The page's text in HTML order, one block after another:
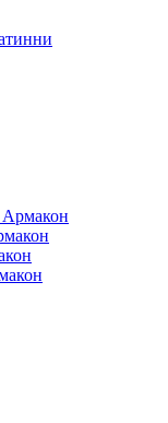
Армакон